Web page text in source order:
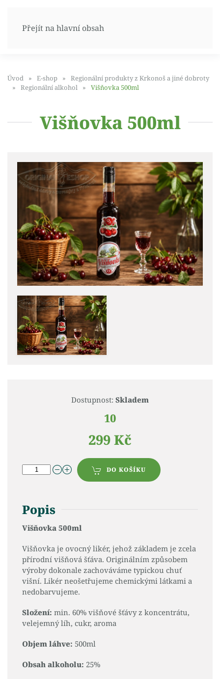
Přejít na hlavní obsah
Úvod E-shop
Regionální produkty z Krkonoš a jiné dobroty
Regionální alkohol
Višňovka 500ml
Višňovka 500ml
Dostupnost: Skladem
10
299 Kč
DO KOŠÍKU
Popis
Višňovka 500ml
Višňovka je ovocný likér, jehož základem je zcela
přírodní višňová šťáva. Originálním způsobem
výroby dokonale zachováváme typickou chuť
višní. Likér neošetřujeme chemickými látkami a
nedobarvujeme.
Složení: min. 60% višňové šťávy z koncentrátu,
velejemný líh, cukr, aroma
Objem láhve: 500ml
Obsah alkoholu: 25%